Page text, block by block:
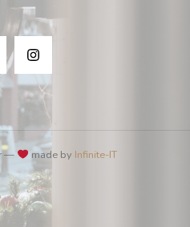
— made by Infinite-IT